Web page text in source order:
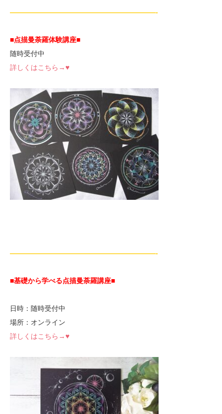
—————————————————————-
■点描曼荼羅体験講座■
随時受付中
詳しくはこちら→♥
—————————————————————-
■基礎から学べる点描曼荼羅講座■
日時：随時受付中
場所：オンライン
詳しくはこちら→♥